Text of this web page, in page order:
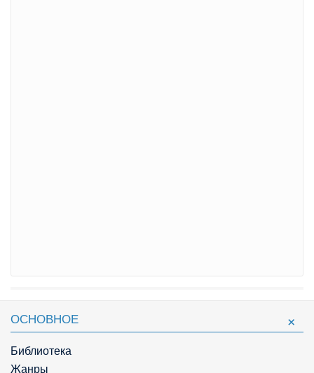
ОСНОВНОЕ
Библиотека
Жанры